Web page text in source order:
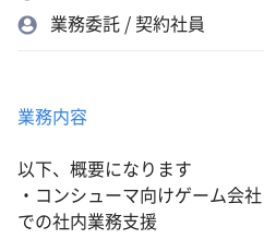
業務委託 / 契約社員
業務内容
以下、概要になります
・コンシューマ向けゲーム会
での社内業務支援